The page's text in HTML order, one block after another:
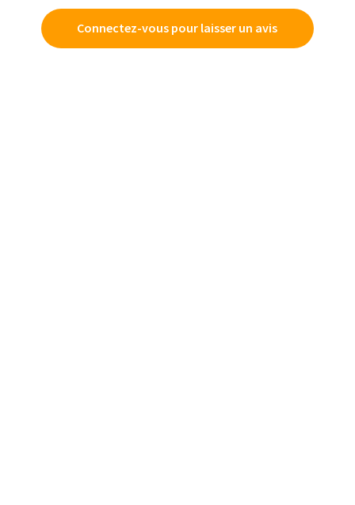
Connectez-vous pour laisser un avis